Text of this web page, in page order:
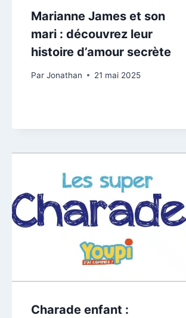
Marianne James et son
mari : découvrez leur
histoire d’amour secrète
Par Jonathan 21 mai 2025
Charade enfant :